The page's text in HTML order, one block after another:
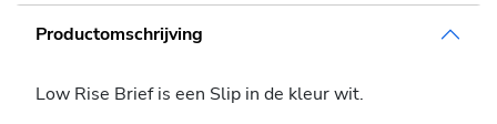
Productomschrijving
Low Rise Brief is een Slip in de kleur wit.